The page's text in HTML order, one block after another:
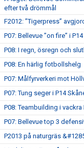
efter två drömmål
F2012: ”Tigerpress”
P07: Bellevue ”on fire” i
P08: I regn, ösregn och
P08: En härlig fotbollshelg
P07: Målfyrverkeri mot
P07: Tung seger i P14
P08: Teambuilding i
P07: Bellevue top 3
P2013 på naturgräs